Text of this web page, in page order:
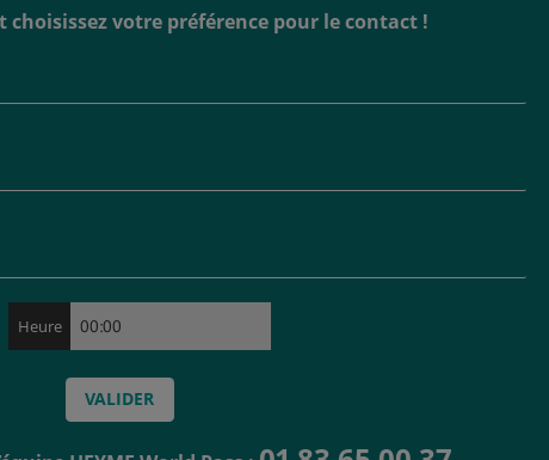
votre préférence pour le contact !
Heure